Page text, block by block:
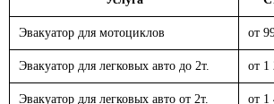
Эвакуатор для мотоциклов от
Эвакуатор для легковых авто до 2т. от 1
Эвакуатор для легковых авто от 2т. от 1